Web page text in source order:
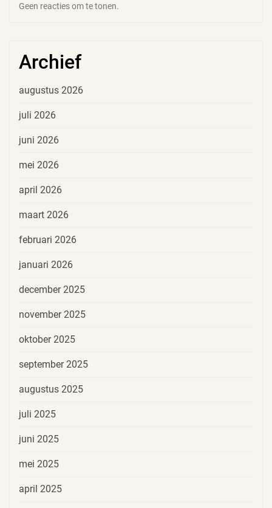
Geen reacties om te tonen.
Archief
augustus 2026
juli 2026
juni 2026
mei 2026
april 2026
maart 2026
februari 2026
januari 2026
december 2025
november 2025
oktober 2025
september 2025
augustus 2025
juli 2025
juni 2025
mei 2025
april 2025